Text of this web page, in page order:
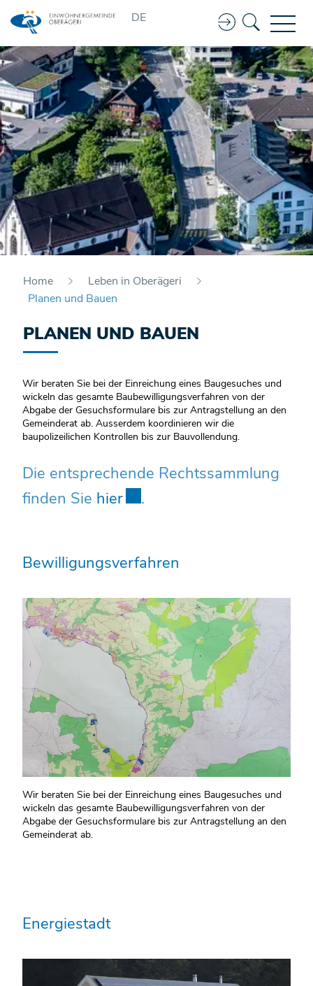
Kopfzeile DE
Home
Leben in Oberägeri
Planen und Bauen
PLANEN UND BAUEN
Wir beraten Sie bei der Einreichung eines Baugesuches und
wickeln das gesamte Baubewilligungsverfahren von der
Abgabe der Gesuchsformulare bis zur Antragstellung an den
Gemeinderat ab. Ausserdem koordinieren wir die
baupolizeilichen Kontrollen bis zur Bauvollendung.
Die entsprechende Rechtssammlung
finden Sie hierExterner Link wird in
.
Bewilligungsverfahren
Wir beraten Sie bei der Einreichung eines Baugesuches und
wickeln das gesamte Baubewilligungsverfahren von der
Abgabe der Gesuchsformulare bis zur Antragstellung an den
Gemeinderat ab.
Energiestadt